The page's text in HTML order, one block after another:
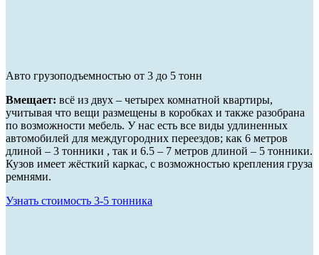
Авто грузоподъемностью от 3 до 5 тонн
Вмещает: всё из двух – четырех комнатной квартиры,
учитывая что вещи размещены в коробках и также разобрана
по возможности мебель. У нас есть все виды удлиненных
автомобилей для междугородних переездов; как 6 метров
длиной – 3 тонники , так и 6.5 – 7 метров длиной – 5 тонники.
Кузов имеет жёсткий каркас, с возможностью крепления груза
ремнями.
Узнать стоимость 3-5 тонника